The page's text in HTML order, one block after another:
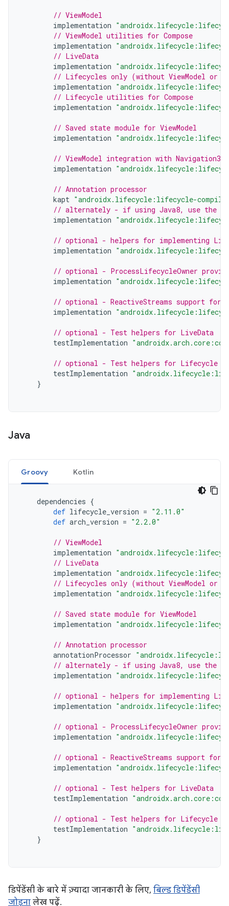
// ViewModel
implementation
// ViewModel utilities for Compose
implementation
// LiveData
implementation
// Lifecycles only (without ViewModel or
implementation
// Lifecycle utilities for Compose
implementation
// Saved state module for ViewModel
implementation
// ViewModel integration with Navigation3
implementation
// Annotation processor
kapt "androidx.lifecycle:lifecycle-
// alternately - if using Java8, use the
implementation
// optional - helpers for implementing
implementation
// optional - ProcessLifecycleOwner
implementation
// optional - ReactiveStreams support for
implementation
// optional - Test helpers for LiveData
testImplementation
// optional - Test helpers for Lifecycle
testImplementation
}
Java
Groovy Kotlin
dependencies {
def lifecycle_version = "2.11.0"
def arch_version = "2.2.0"
// ViewModel
implementation
// LiveData
implementation
// Lifecycles only (without ViewModel or
implementation
// Saved state module for ViewModel
implementation
// Annotation processor
annotationProcessor
// alternately - if using Java8, use the
implementation
// optional - helpers for implementing
implementation
// optional - ProcessLifecycleOwner
implementation
// optional - ReactiveStreams support for
implementation
// optional - Test helpers for LiveData
testImplementation
// optional - Test helpers for Lifecycle
testImplementation
}
डिपेंडेंसी के बारे में ज़्यादा जानकारी के लिए, बिल्ड डिपेंडेंसी
जोड़ना लेख पढ़ें.